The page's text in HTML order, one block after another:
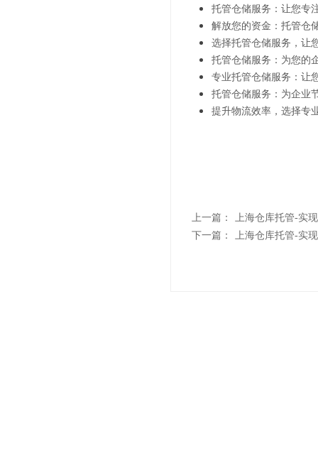
托管仓储服务：让您专
解放您的资金：托管仓
选择托管仓储服务，让
托管仓储服务：为您的
专业托管仓储服务：让
托管仓储服务：为企业
提升物流效率，选择专
上一篇：
上海仓库托管-实
下一篇：
上海仓库托管-实